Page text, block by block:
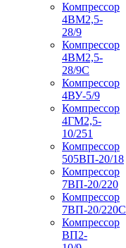
Компрессор
4ВМ2,5-
28/9
Компрессор
4ВМ2,5-
28/9С
Компрессор
4ВУ-5/9
Компрессор
4ГМ2,5-
10/251
Компрессор
505ВП-20/18
Компрессор
7ВП-20/220
Компрессор
7ВП-20/220С
Компрессор
ВП2-